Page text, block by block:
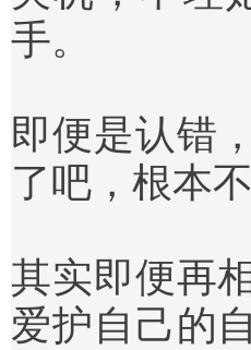
手。
即便是认错
了吧，根本
其实即便再
爱护自己的